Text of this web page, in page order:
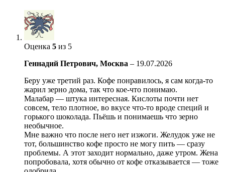
Оценка 5 из 5
Геннадий Петрович, Москва – 19.07.2026
Беру уже третий раз. Кофе понравилось, я сам когда-то
жарил зерно дома, так что кое-что понимаю.
Малабар — штука интересная. Кислоты почти нет
совсем, тело плотное, во вкусе что-то вроде специй и
горького шоколада. Пьёшь и понимаешь что зерно
необычное.
Мне важно что после него нет изжоги. Желудок уже не
тот, большинство кофе просто не могу пить — сразу
проблемы. А этот заходит нормально, даже утром. Жена
попробовала, хотя обычно от кофе отказывается — тоже